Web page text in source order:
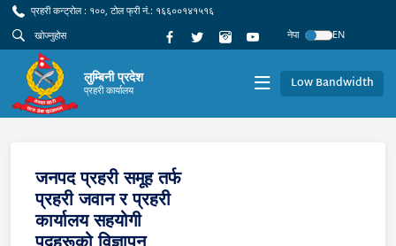
प्रहरी कन्ट्रोल : १००, टोल फ्री नं.: १६६००१४१५१६
नेपा
EN
लुम्बिनी प्रदेश
प्रहरी कार्यालय Low Bandwidth
जनपद प्रहरी समूह तर्फ
प्रहरी जवान र प्रहरी
कार्यालय सहयोगी
पदहरूको विज्ञापन